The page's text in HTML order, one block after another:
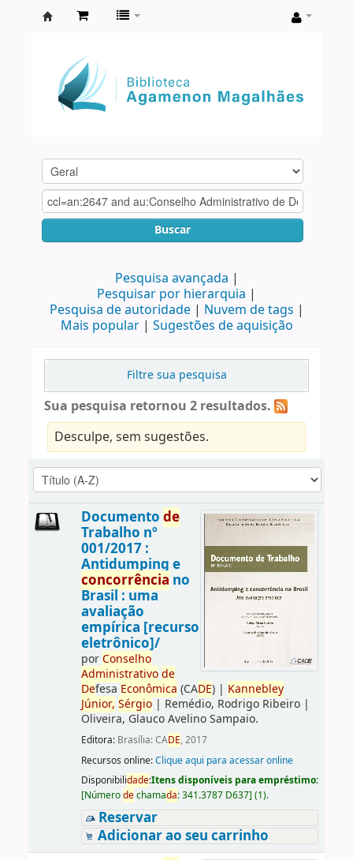
Agamenon
Magalhães
Buscar
Pesquisa avançada
Pesquisar por hierarquia
Pesquisa de autoridade
Nuvem de tags
Mais popular
Sugestões de aquisição
Filtre sua pesquisa
Sua pesquisa retornou 2 resultados.
Desculpe, sem sugestões.
Documento de
Trabalho nº
001/2017 :
Antidumping e
concorrência no
Brasil : uma
avaliação
empírica [recurso
eletrônico]/
porConselho
Administrativo de
Defesa Econômica (CADE)| Kannebley
Júnior, Sérgio| Remédio, Rodrigo Ribeiro|
Oliveira, Glauco Avelino Sampaio.
Editora: Brasília: CADE, 2017
Recursos online:Clique aqui para acessar online
Disponibilidade:Itens disponíveis para empréstimo:
[Númerodechamada:341.3787 D637] (1).
Reservar
Adicionar ao seu carrinho